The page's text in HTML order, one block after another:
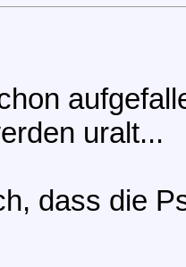
uralt...
dass die